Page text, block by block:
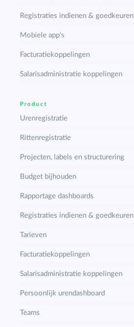
Registraties indienen & goedkeuren
Mobiele app's
Facturatiekoppelingen
Salarisadministratie koppelingen
Product
Urenregistratie
Rittenregistratie
Projecten, labels en structurering
Budget bijhouden
Rapportage dashboards
Registraties indienen & goedkeuren
Tarieven
Facturatiekoppelingen
Salarisadministratie koppelingen
Persoonlijk urendashboard
Teams